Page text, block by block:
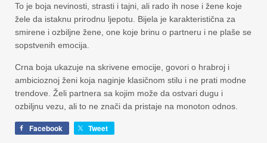
To je boja nevinosti, strasti i tajni, ali rado ih nose i žene koje
žele da istaknu prirodnu ljepotu. Bijela je karakteristična za
smirene i ozbiljne žene, one koje brinu o partneru i ne plaše se
sopstvenih emocija.
Crna boja ukazuje na skrivene emocije, govori o hrabroj i
ambicioznoj ženi koja naginje klasičnom stilu i ne prati modne
trendove. Želi partnera sa kojim može da ostvari dugu i
ozbiljnu vezu, ali to ne znači da pristaje na monoton odnos.
Facebook Tweet